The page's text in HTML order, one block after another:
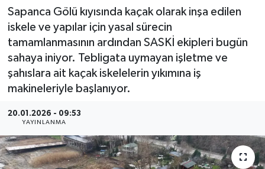
Sapanca Gölü kıyısında kaçak olarak inşa edilen
iskele ve yapılar için yasal sürecin
tamamlanmasının ardından SASKİ ekipleri bugün
sahaya iniyor. Tebligata uymayan işletme ve
şahıslara ait kaçak iskelelerin yıkımına iş
makineleriyle başlanıyor.
20.01.2026 - 09:53
YAYINLANMA
EKONOMİ
Son Dakika Haberleri
Haber Arşivi